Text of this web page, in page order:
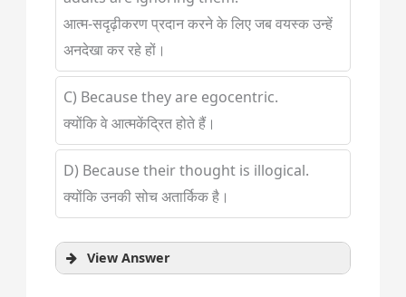
आत्म-सदृढ़ीकरण प्रदान करने के लिए जब वयस्क उन्हें
अनदेखा कर रहे हों।
C) Because they are egocentric.
क्योंकि वे आत्मकेंद्रित होते हैं।
D) Because their thought is illogical.
क्योंकि उनकी सोच अतार्किक है।
View Answer